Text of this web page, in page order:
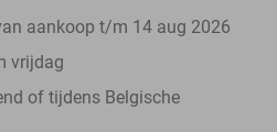
aankoop t/m 14 aug 2026
vrijdag
of tijdens Belgische